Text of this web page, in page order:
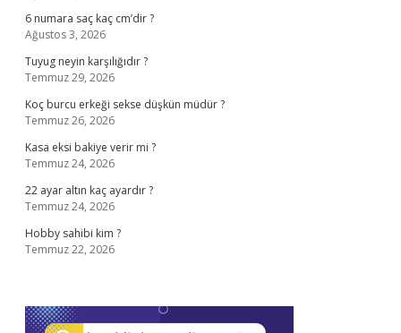
6 numara saç kaç cm’dir ?
Ağustos 3, 2026
Tuyug neyin karşılığıdır ?
Temmuz 29, 2026
Koç burcu erkeği sekse düşkün müdür ?
Temmuz 26, 2026
Kasa eksi bakiye verir mi ?
Temmuz 24, 2026
22 ayar altın kaç ayardır ?
Temmuz 24, 2026
Hobby sahibi kim ?
Temmuz 22, 2026